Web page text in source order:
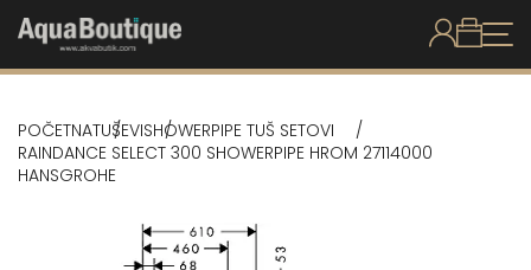
POČETNATUŠEVISHOWERPIPE TUŠ SETOVI
RAINDANCE SELECT 300 SHOWERPIPE HROM 27114000
HANSGROHE